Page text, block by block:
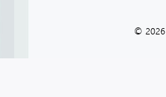
© 2026